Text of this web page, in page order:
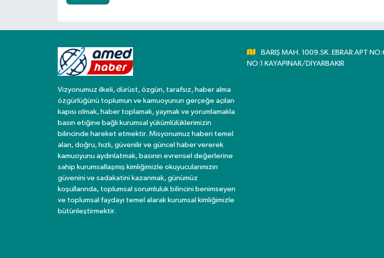
Vizyonumuz ilkeli, dürüst, özgün, tarafsız, haber alma
özgürlüğünü toplumun ve kamuoyunun gerçeğe açılan
kapısı olmak, haber toplamak, yaymak ve yorumlamakla
basın etiğine bağlı kurumsal yükümlülüklerimizin
bilincinde hareket etmektir. Misyonumuz haberi temel
alan, doğru, hızlı, güvenilir ve güncel haber vererek
kamuoyunu aydınlatmak, basının evrensel değerlerine
sahip kurumsallaşmış kimliğimizle okuyucularımızın
güvenini ve sadakatini kazanmak, günümüz
koşullarında, toplumsal sorumluluk bilincini benimseyen
ve toplumsal faydayı temel alarak kurumsal kimliğimizle
bütünleştirmektir.
BARIŞ MAH. 1009.SK. EBRAR APT
NO:1 KAYAPINAR/DİYARBAKIR